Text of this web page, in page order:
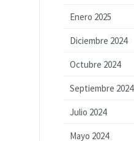
Enero 2025
Diciembre 2024
Octubre 2024
Septiembre 2024
Julio 2024
Mayo 2024